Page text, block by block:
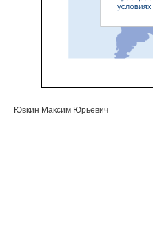
Ювкин Максим Юрьевич